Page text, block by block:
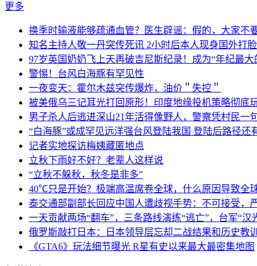
更多
换季时输液能够疏通血管？医生辟谣：假的，大家不
知名主持人敬一丹突传死讯 2小时后本人现身国外打脸
97岁英国奶奶飞上天再破吉尼斯纪录！成为“年纪最
警惕！台风白海豚有罕见性
一夜变天：霍尔木兹突传爆炸，油价＂失控＂
被美俄乌三记耳光打回原形！印度地缘投机策略彻底
男子杀人后逃进深山21年活得像野人，警察凭村民一
“白海豚”或成罕见远洋强台风登陆我国 登陆后路径还
记者实地探访梅姨藏匿地点
立秋下雨好不好？老辈人这样说
“立秋不躲秋，秋冬是非多”
40℃只是开始？极端高温席卷全球，什么原因导致全
泰交通部副部长回应中国人遭歧视手势：不可接受，严
一天贡献两场“翻车”，三条路线演练“逃亡”，台军“汉
俄罗斯敲打日本：日本领导层忘却二战结果和历史教训
《GTA6》玩法细节曝光 R星有史以来最大最密集地图